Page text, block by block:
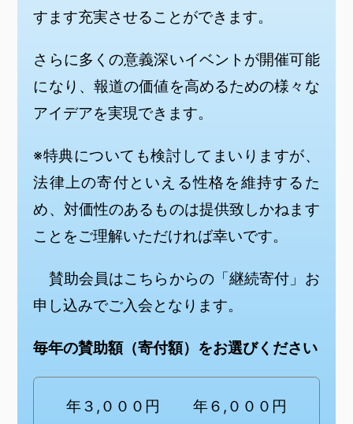
すます充実させることができます。
さらに多くの意義深いイベントが開催可能
になり、報道の価値を高めるための様々な
アイデアを実現できます。
※特典についても検討してまいりますが、
法律上の寄付といえる性格を維持するた
め、対価性のあるものは提供致しかねます
ことをご理解いただければ幸いです。
​ 賛助会員はこちらからの「継続寄付」お
申し込みでご入会となります。
毎年の賛助額（寄付額）をお選びください
年３,０００円
年６,０００円